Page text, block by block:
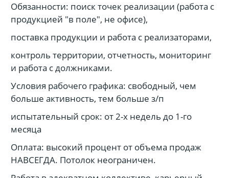
Обязанности: поиск точек реализации (работа с
продукцией "в поле", не офисе),
поставка продукции и работа с реализаторами,
контроль территории, отчетность, мониторинг
и работа с должниками.
Условия рабочего графика: свободный, чем
больше активность, тем больше з/п
испытательный срок: от 2-х недель до 1-го
месяца
Оплата: высокий процент от объема продаж
НАВСЕГДА. Потолок неограничен.